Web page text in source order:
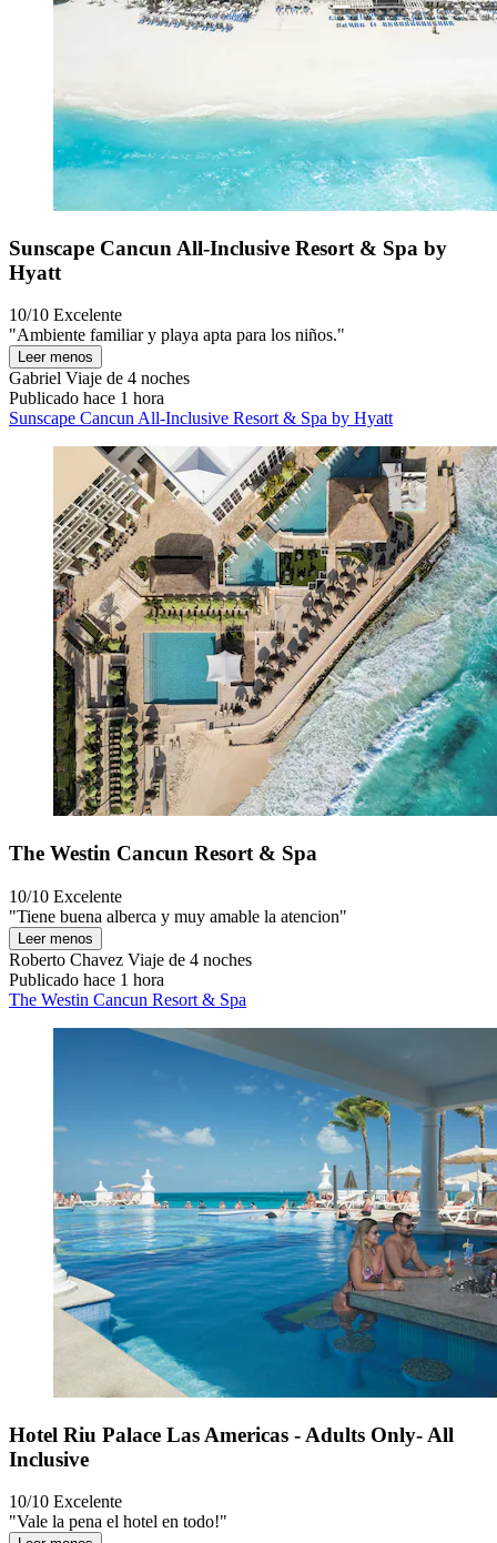
Sunscape Cancun All-Inclusive Resort & Spa by
Hyatt
10/10 Excelente
"Ambiente familiar y playa apta para los niños."
Leer menos
Gabriel Viaje de 4 noches
Publicado hace 1 hora
Sunscape Cancun All-Inclusive Resort & Spa by Hyatt
The Westin Cancun Resort & Spa
10/10 Excelente
"Tiene buena alberca y muy amable la atencion"
Leer menos
Roberto Chavez Viaje de 4 noches
Publicado hace 1 hora
The Westin Cancun Resort & Spa
Hotel Riu Palace Las Americas - Adults Only- All
Inclusive
10/10 Excelente
"Vale la pena el hotel en todo!"